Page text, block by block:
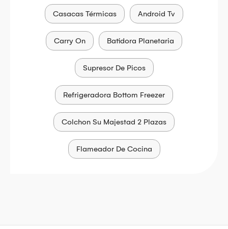
Casacas Térmicas Android Tv
Carry On Batidora Planetaria
Supresor De Picos
Refrigeradora Bottom Freezer
Colchon Su Majestad 2 Plazas
Flameador De Cocina